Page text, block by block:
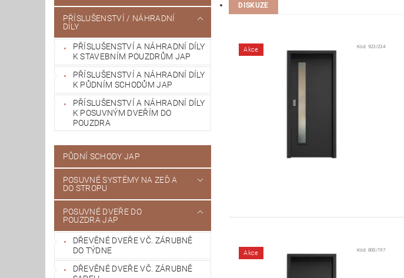
PŘÍSLUŠENSTVÍ / NÁHRADNÍ
DÍLY
PŘÍSLUŠENSTVÍ A NÁHRADNÍ DÍLY
K STAVEBNÍM POUZDRŮM JAP
PŘÍSLUŠENSTVÍ A NÁHRADNÍ DÍLY
K PŮDNÍM SCHODŮM JAP
PŘÍSLUŠENSTVÍ A NÁHRADNÍ DÍLY
K POSUVNÝM DVEŘÍM DO
POUZDRA
PŮDNÍ SCHODY JAP
POSUVNÉ SYSTÉMY NA ZEĎ A
DO STROPU
POSUVNÉ DVEŘE DO
POUZDRA JAP
DŘEVĚNÉ DVEŘE VČ. ZÁRUBNĚ
DO TÝDNE
DŘEVĚNÉ DVEŘE VČ. ZÁRUBNĚ
DISKUZE
Akce Kód: 923/234
Akce Kód: 800/197